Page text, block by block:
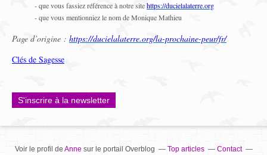
- que vous fassiez référence à notre sitehttps://ducielalaterre.org
- que vous mentionniez le nom de Monique Mathieu
Page d’origine : https://ducielalaterre.org/la-prochaine-peur/fr/
Clés de Sagesse
S'inscrire à la newsletter
Voir le profil de Annesur le portail Overblog Top articles
Contact